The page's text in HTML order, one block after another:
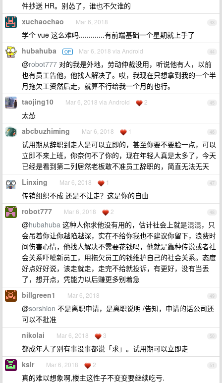
件抄送 HR。别怂了，谁也不欠谁的
43
xuchaochao Mar 6, 2018
学个 vue 这么难吗.............有前端基础一个星期就上手了
44
hubahuba OP Mar 6, 2018 via Android
@robot777 对的我是外地，劳动仲裁没用，听说他有人，以前
也有员工告他，他找人解决了。哎，我现在只想拿到我的一个半
月拖欠工资然后走，就算不行给我一个月的也行。
45
taojing10 Mar 6, 2018 via Android 2
太怂
46
abcbuzhiming Mar 6, 2018 1
试用期从辞职到走人是可以立即的，甚至你要不要脸一点，可以
立即不来上班，你奈何不了你的，现在年轻人真是太多了，今天
已经是看到第二列居然老板敢不准员工辞职的，简直无法无天
47
Linxing Mar 6, 2018 1
传销组织不成 还是不让走？这是你的自由
48
robot777 Mar 6, 2018 2
@hubahuba 这种人你求他没有用的，估计社会上就是混混，只
会吊着你让你越陷越深，实在不给你我也不建议你留下，浪费时
间伤害心情，他找人解决不需要花钱吗，他就是靠种传说或者社
会关系吓唬新员工，用拖欠员工的钱维护自己的社会关系。态度
好点好好说，该走就走，走完不给就投诉，有更好，没有当丢
了，想开点，凭能力以后赚更多别着急
49
billgreen1 Mar 6, 2018
@sorshion 不是离职申请，是离职说明 /告知，申请的话公司还
可以不批准
50
nikolai Mar 6, 2018 3
都成年人了别有事没事都说「求」。试用期可以立即走
51
kslr Mar 6, 2018 2
真的难以想象啊,楼主这性子不变变要继续吃亏.